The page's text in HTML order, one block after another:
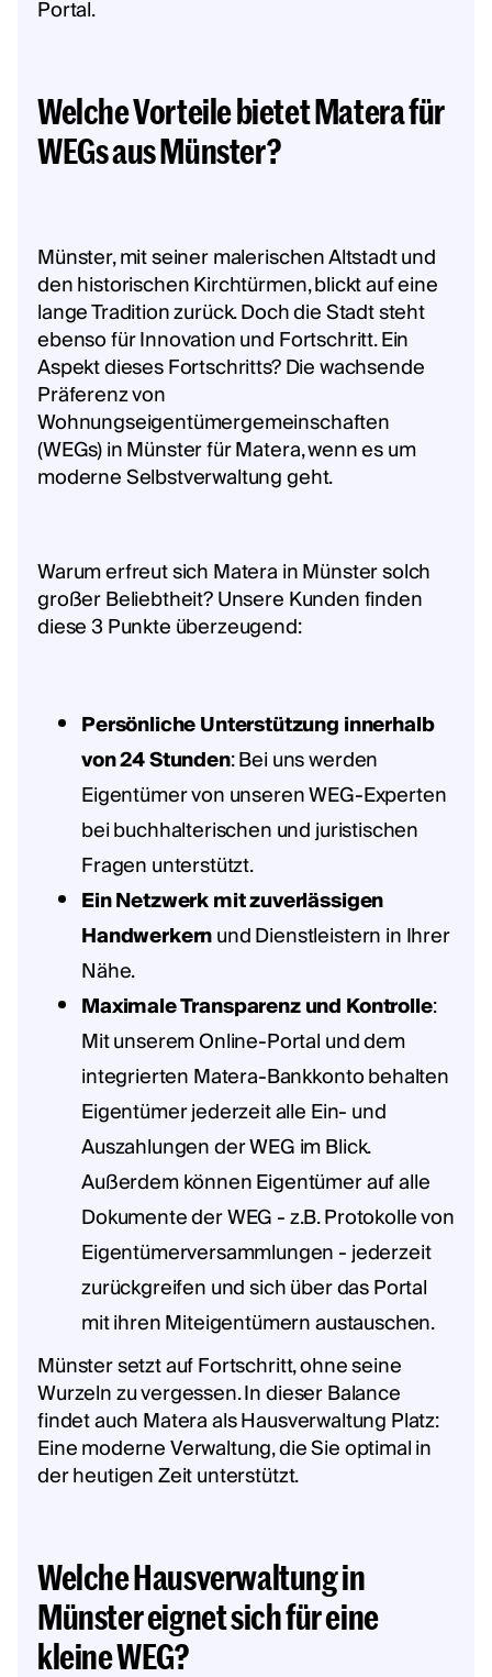
Portal.
Welche Vorteile bietet Matera für
WEGs aus Münster?
Münster, mit seiner malerischen Altstadt und
den historischen Kirchtürmen, blickt auf eine
lange Tradition zurück. Doch die Stadt steht
ebenso für Innovation und Fortschritt. Ein
Aspekt dieses Fortschritts? Die wachsende
Präferenz von
Wohnungseigentümergemeinschaften
(WEGs) in Münster für Matera, wenn es um
moderne Selbstverwaltung geht.
Warum erfreut sich Matera in Münster solch
großer Beliebtheit? Unsere Kunden finden
diese 3 Punkte überzeugend:
Persönliche Unterstützung innerhalb
von 24 Stunden: Bei uns werden
Eigentümer von unseren WEG-Experten
bei buchhalterischen und juristischen
Fragen unterstützt.
Ein Netzwerk mit zuverlässigen
Handwerkernund Dienstleistern in Ihrer
Nähe.
Maximale Transparenz und Kontrolle:
Mit unserem Online-Portal und dem
integrierten Matera-Bankkonto behalten
Eigentümer jederzeit alle Ein- und
Auszahlungen der WEG im Blick.
Außerdem können Eigentümer auf alle
Dokumente der WEG - z.B. Protokolle von
Eigentümerversammlungen - jederzeit
zurückgreifen und sich über das Portal
mit ihren Miteigentümern austauschen.
Münster setzt auf Fortschritt, ohne seine
Wurzeln zu vergessen. In dieser Balance
findet auch Matera als Hausverwaltung Platz:
Eine moderne Verwaltung, die Sie optimal in
der heutigen Zeit unterstützt.
Welche Hausverwaltung in
Münster eignet sich für eine
kleine WEG?